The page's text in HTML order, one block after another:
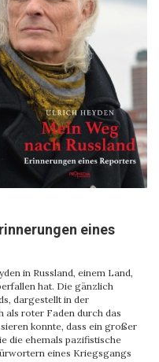
eines
in Russland, einem Land,
hat. Die gänzlich
dargestellt in der
als roter Faden durch das
konnte, dass ein großer
die ehemals pazifistische
eines Kriegsgangs